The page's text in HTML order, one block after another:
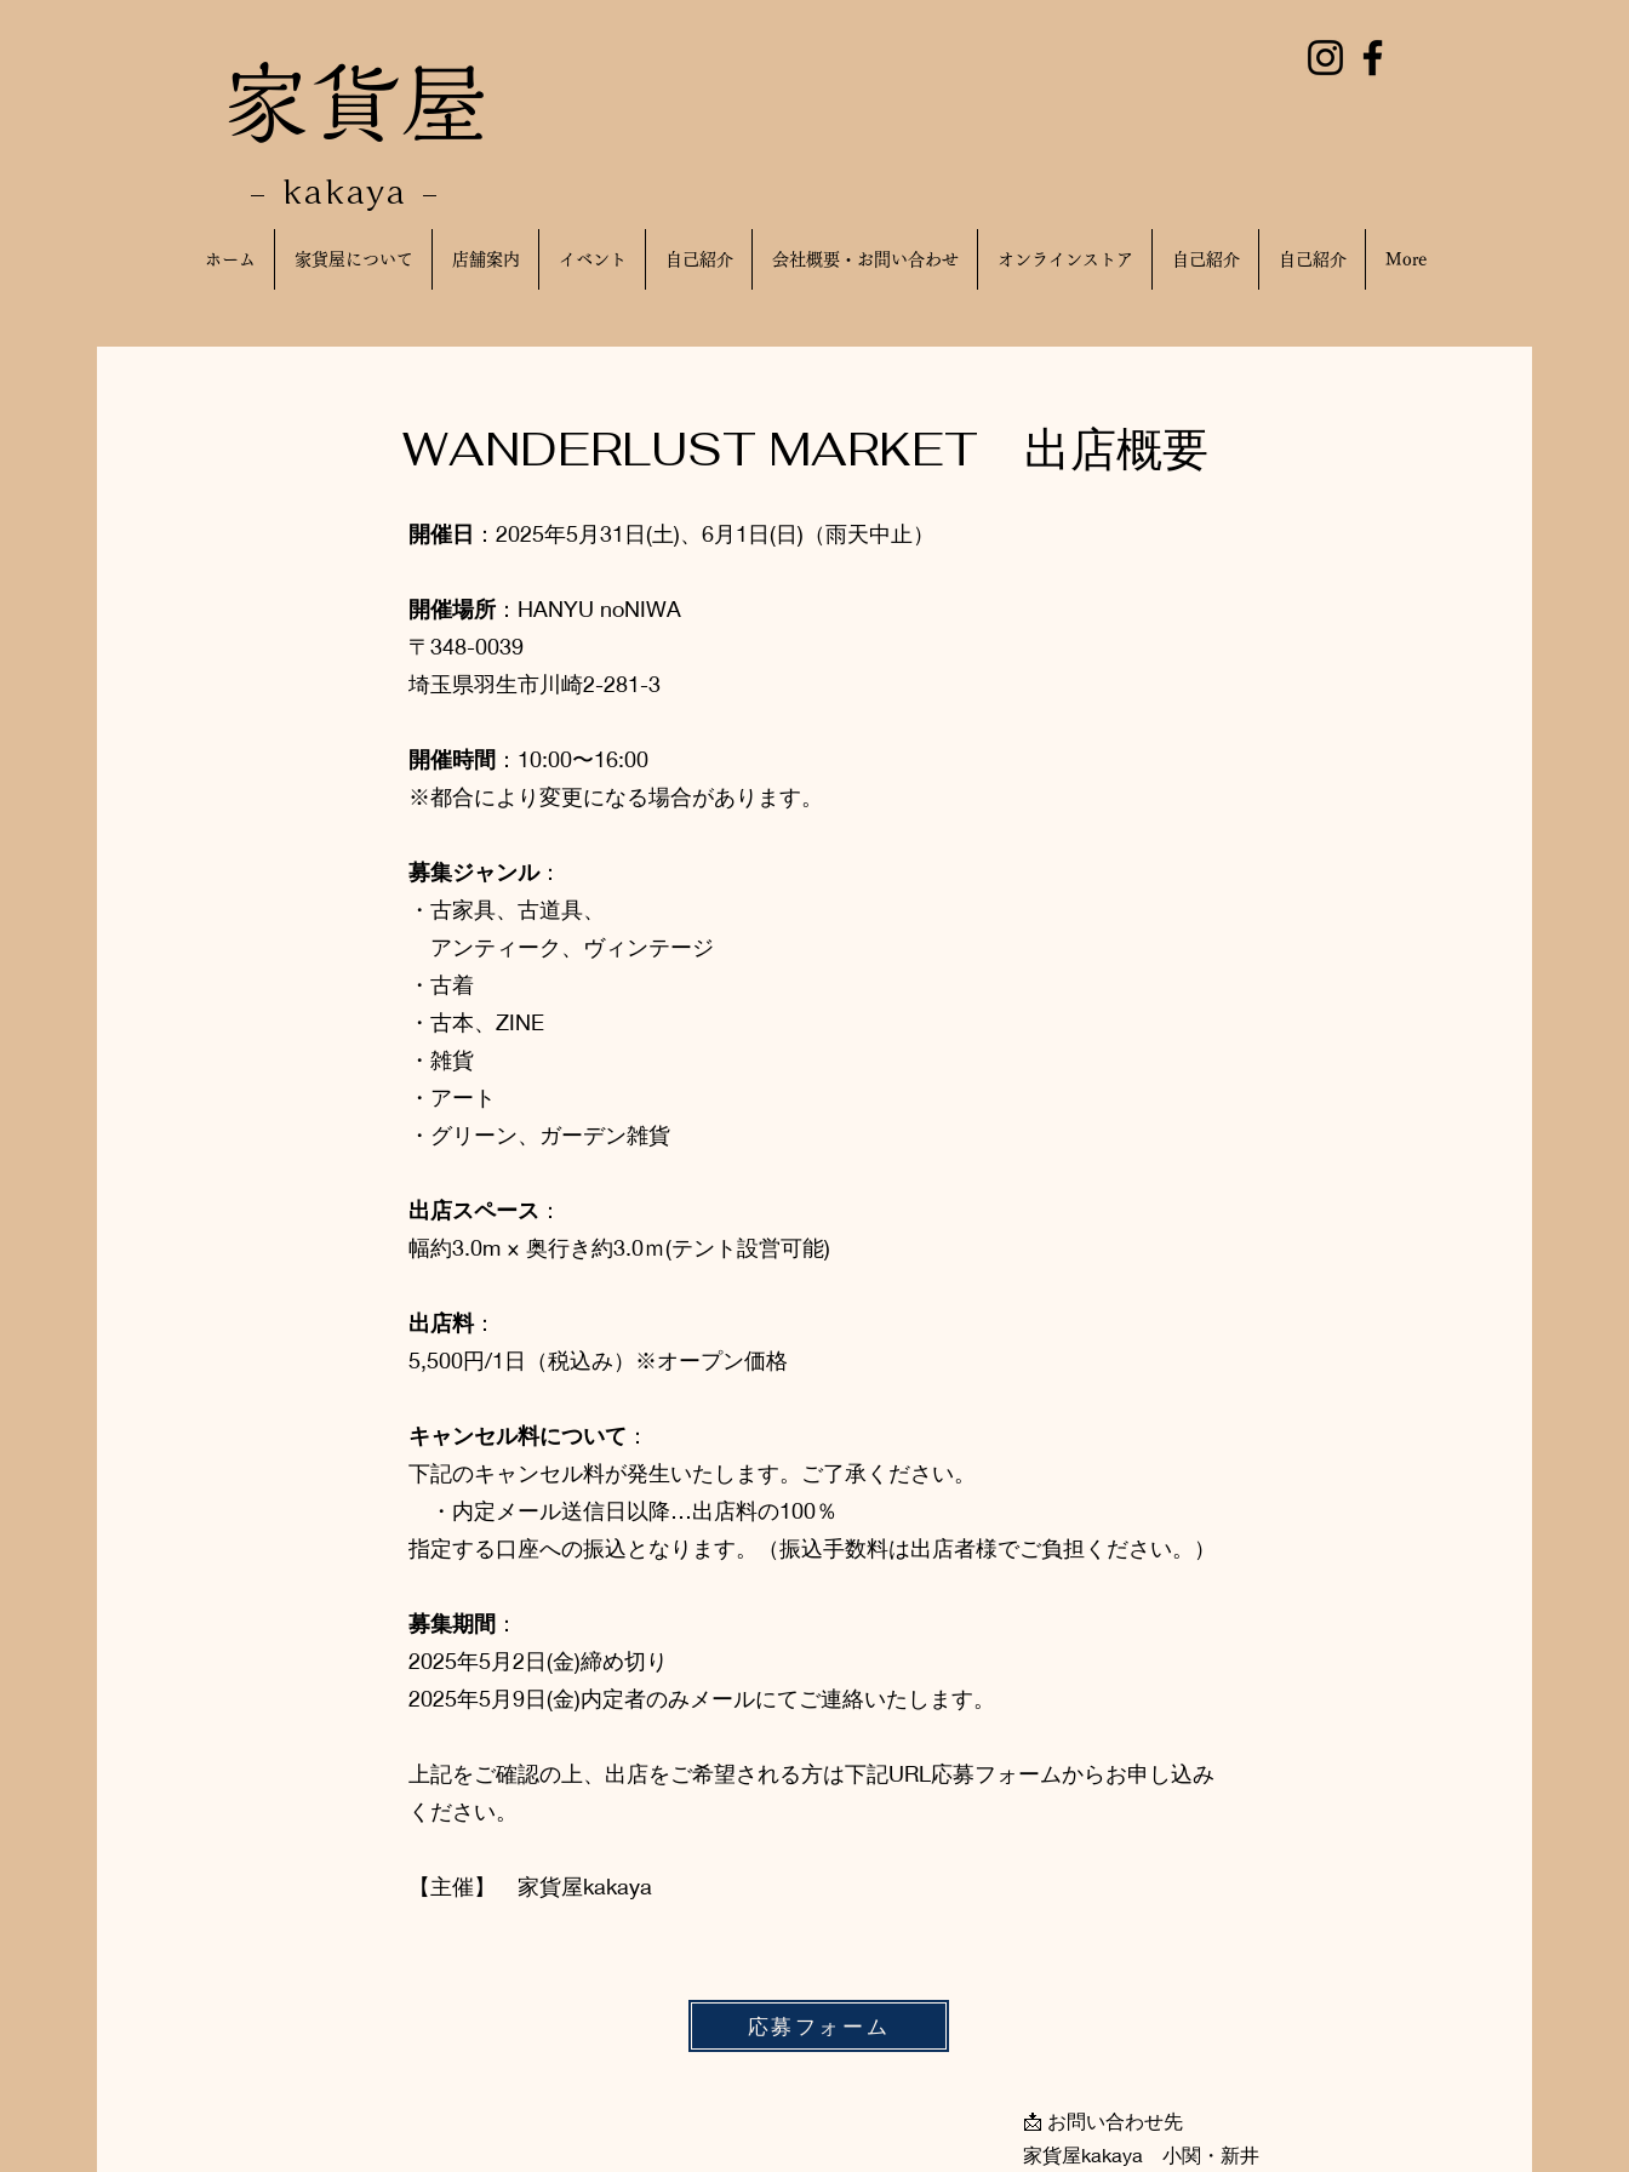
​家貨屋
- kakaya -
ホーム 家貨屋について 店舗案内 イベント 自己紹介 会社概要・お問い合わせ オンラインストア 自己紹介 自己紹介 More
WANDERLUST MARKET 出店概要
開催日 ：2025年5月31日(土)、6月1日(日)（雨天中止）
開催場所 ：HANYU noNIWA
〒348-0039
埼玉県羽生市川崎2-281-3
開催時間 ：10:00〜16:00
※都合により変更になる場合があります。
募集ジャンル：
・古家具、古道具、
アンティーク、ヴィンテージ
・古着
・古本、ZINE
・雑貨
・アート
・グリーン、ガーデン雑貨
出店スペース ：
幅約3.0m × 奥行き約3.0ｍ(テント設営可能)
出店料：
5,500円/1日（税込み）※オープン価格
キャンセル料について ：
下記のキャンセル料が発生いたします。ご了承ください。
・内定メール送信日以降…出店料の100％
指定する口座への振込となります。（振込手数料は出店者様でご負担ください。）
募集期間 ：
2025年5月2日(金)締め切り
2025年5月9日(金)内定者のみメールにてご連絡いたします。
上記をご確認の上、出店をご希望される方は下記URL応募フォームからお申し込み
ください。
【主催】 家貨屋kakaya
応募フォーム
📩 お問い合わせ先
家貨屋kakaya 小関・新井